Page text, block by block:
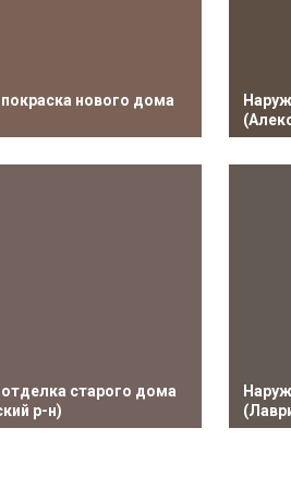
нового дома
старого дома
р-н)